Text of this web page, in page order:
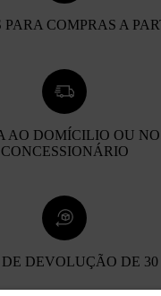
PARA COMPRAS A
AO DOMÍCILIO OU NO
CONCESSIONÁRIO
DEVOLUÇÃO DE